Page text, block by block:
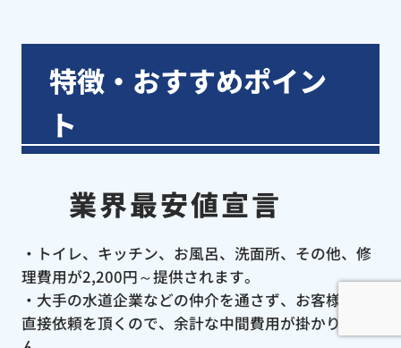
特徴・おすすめポイン
ト
業界最安値宣言
・トイレ、キッチン、お風呂、洗面所、その他、修
理費用が2,200円～提供されます。
・大手の水道企業などの仲介を通さず、お客様から
直接依頼を頂くので、余計な中間費用が掛かりませ